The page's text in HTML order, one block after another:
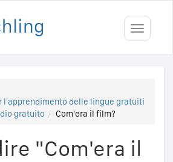
Toggle
l'apprendimento delle lingue gratuiti
gratuito
Com'era il film?
"Com'era il